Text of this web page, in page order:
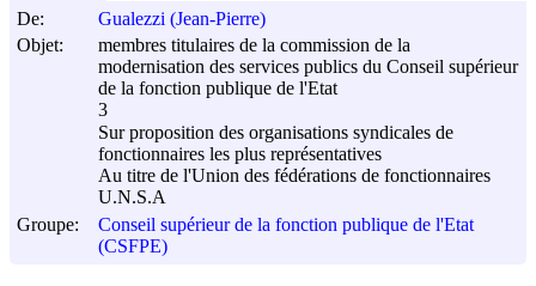
De:
Gualezzi (Jean-Pierre)
Objet:
membres titulaires de la commission de la
modernisation des services publics du Conseil supérieur
de la fonction publique de l'Etat
3
Sur proposition des organisations syndicales de
fonctionnaires les plus représentatives
Au titre de l'Union des fédérations de fonctionnaires
U.N.S.A
Groupe:
Conseil supérieur de la fonction publique de l'Etat
(CSFPE)